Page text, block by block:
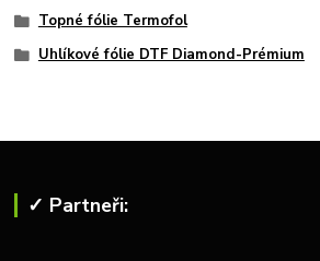
Topné fólie Termofol
Uhlíkové fólie DTF Diamond-Prémium
✓ Partneři: